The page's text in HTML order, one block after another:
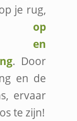
je rug,
op
en
. Door
en de
ervaar
te zijn!